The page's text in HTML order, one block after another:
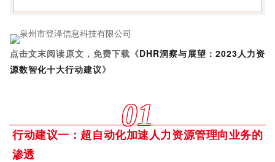
点击文末阅读原文，免费下载《DHR洞察与展望：2023人力资
源数智化十大行动建议》
01
行动建议一：超自动化加速人力资源管理向业务的
渗透